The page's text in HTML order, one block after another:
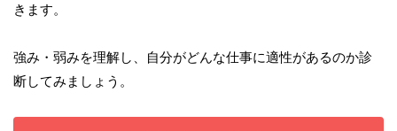
きます。
強み・弱みを理解し、自分がどんな仕事に適性があるのか診
断してみましょう。